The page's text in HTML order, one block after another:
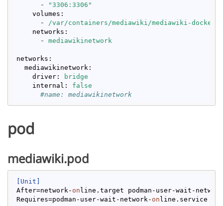
-
"3306:3306"
volumes :
-
/var/containers/mediawiki/mediawiki-
networks :
-
mediawikinetwork
networks :
mediawikinetwork :
driver:
bridge
internal : false
      #name: mediawikinetwork
pod
mediawiki.pod
[Unit]
After=network- online.target podman-user-wait-
Requires=podman-user-wait-network- on